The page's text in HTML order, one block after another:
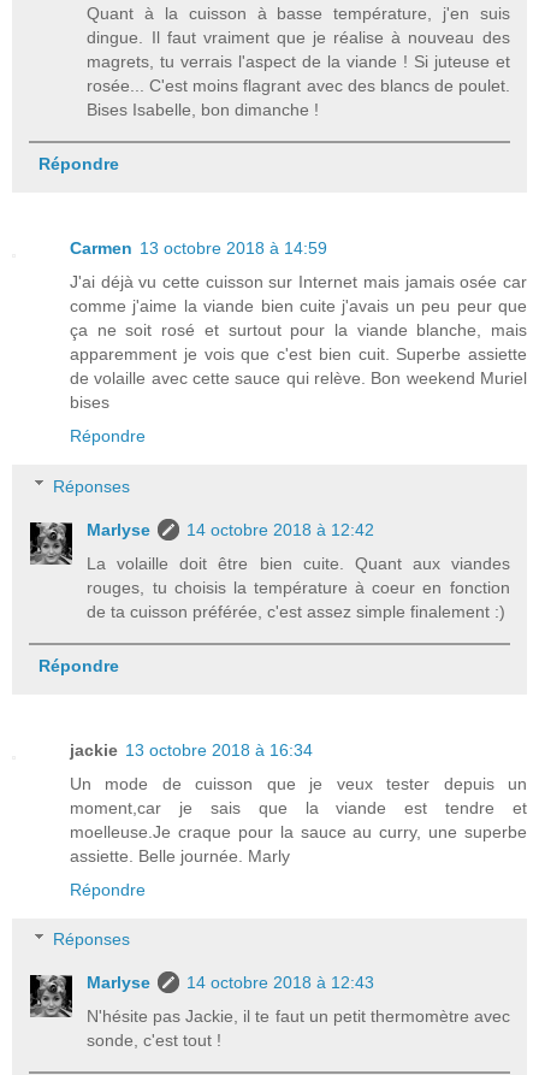
Quant à la cuisson à basse température, j'en suis
dingue. Il faut vraiment que je réalise à nouveau des
magrets, tu verrais l'aspect de la viande ! Si juteuse et
rosée... C'est moins flagrant avec des blancs de poulet.
Bises Isabelle, bon dimanche !
Répondre
Carmen 13 octobre 2018 à 14:59
J'ai déjà vu cette cuisson sur Internet mais jamais osée car
comme j'aime la viande bien cuite j'avais un peu peur que
ça ne soit rosé et surtout pour la viande blanche, mais
apparemment je vois que c'est bien cuit. Superbe assiette
de volaille avec cette sauce qui relève. Bon weekend Muriel
bises
Répondre
Réponses
Marlyse
14 octobre 2018 à 12:42
La volaille doit être bien cuite. Quant aux viandes
rouges, tu choisis la température à coeur en fonction
de ta cuisson préférée, c'est assez simple finalement :)
Répondre
jackie 13 octobre 2018 à 16:34
Un mode de cuisson que je veux tester depuis un
moment,car je sais que la viande est tendre et
moelleuse.Je craque pour la sauce au curry, une superbe
assiette. Belle journée. Marly
Répondre
Réponses
Marlyse
14 octobre 2018 à 12:43
N'hésite pas Jackie, il te faut un petit thermomètre avec
sonde, c'est tout !